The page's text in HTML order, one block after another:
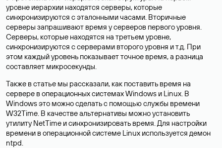
уровне иерархии находятся серверы, которые
синхронизируются с эталонными часами. Вторичные
серверы запрашивают время у серверов первого уровня.
Серверы, которые находятся на третьем уровне,
синхронизируются с серверами второго уровня и т.д. При
этом каждый уровень показывает точное время, а разница
составляет микросекунды.
Также в статье мы рассказали, как поставить время на
сервере в операционных системах Windows и Linux. В
Windows это можно сделать с помощью службы времени
W32Time. В качестве альтернативы можно установить
утилиту NetTime и синхронизировать время. Для настройки
времени в операционной системе Linux используется демон
ntpd.